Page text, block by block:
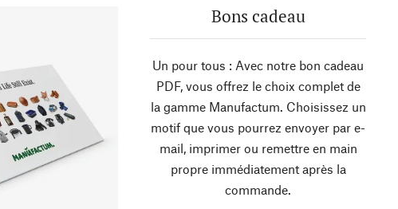
Bons cadeau
Un pour tous : Avec notre bon cadeau
PDF, vous offrez le choix complet de
la gamme Manufactum. Choisissez un
motif que vous pourrez envoyer par e-
mail, imprimer ou remettre en main
propre immédiatement après la
commande.